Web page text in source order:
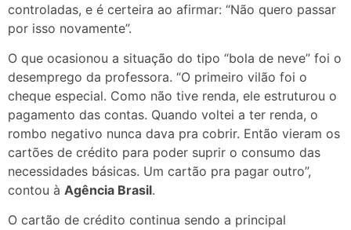
controladas, e é certeira ao afirmar: “Não quero passar
por isso novamente”.
O que ocasionou a situação do tipo “bola de neve” foi o
desemprego da professora. “O primeiro vilão foi o
cheque especial. Como não tive renda, ele estruturou o
pagamento das contas. Quando voltei a ter renda, o
rombo negativo nunca dava pra cobrir. Então vieram os
cartões de crédito para poder suprir o consumo das
necessidades básicas. Um cartão pra pagar outro”,
contou à Agência Brasil.
O cartão de crédito continua sendo a principal